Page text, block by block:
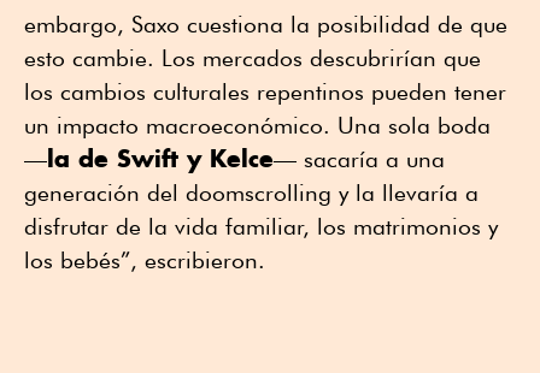
embargo, Saxo cuestiona la posibilidad de que
esto cambie. Los mercados descubrirían que
los cambios culturales repentinos pueden tener
un impacto macroeconómico. Una sola boda
— la de Swift y Kelce— sacaría a una
generación del doomscrolling y la llevaría a
disfrutar de la vida familiar, los matrimonios y
los bebés”, escribieron.